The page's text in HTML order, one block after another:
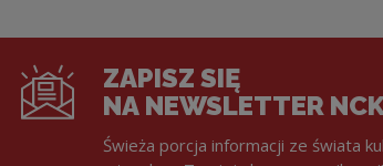
ZAPISZ SIĘ
NA NEWSLETTER
Świeża porcja informacji ze świata